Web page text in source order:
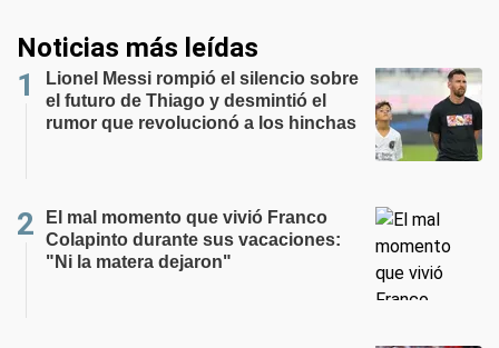
Noticias más leídas
Lionel Messi rompió el silencio sobre
el futuro de Thiago y desmintió el
rumor que revolucionó a los hinchas
El mal momento que vivió Franco
Colapinto durante sus vacaciones:
"Ni la matera dejaron"